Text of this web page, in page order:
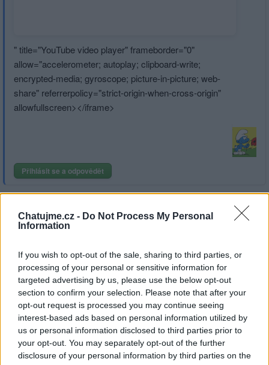
Chatujme.cz - Do Not Process My Personal
Information
If you wish to opt-out of the sale, sharing to third parties, or
processing of your personal or sensitive information for
targeted advertising by us, please use the below opt-out
section to confirm your selection. Please note that after your
opt-out request is processed you may continue seeing
interest-based ads based on personal information utilized by
us or personal information disclosed to third parties prior to
your opt-out. You may separately opt-out of the further
disclosure of your personal information by third parties on the
" title="YouTube video player" frameborder="0"
allow="accele­rometer; autoplay; clipboard-write;
encrypted-media; gyroscope; picture-in-picture; web-
share" referrerpolicy="strict-origin-when-cross-origin"
allowfullscre­en></iframe>
Přihlásit se a odpovědět
01.05.26 22:05:05
#981
ty kytary
Přihlásit se a odpovědět #977
Monifa Předmět:
Jiří Schelinger - Holubí
19.03.25 08:23:56